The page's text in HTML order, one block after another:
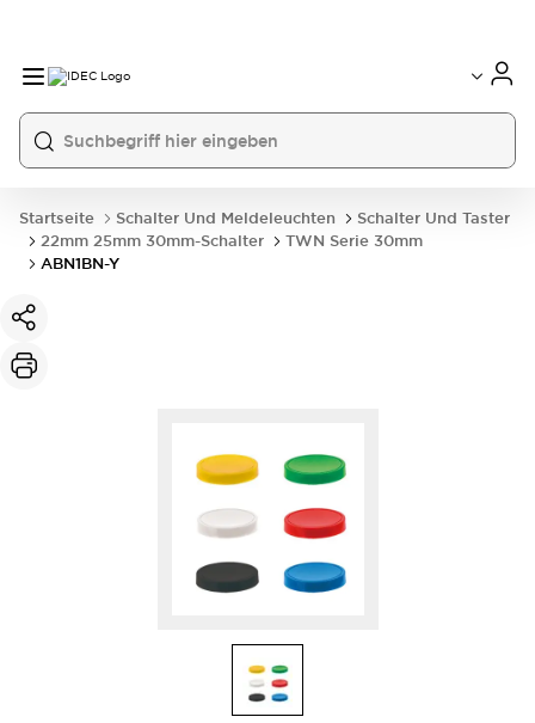
Startseite Schalter Und Meldeleuchten
Schalter Und Taster
22mm 25mm 30mm-Schalter
TWN Serie 30mm
ABN1BN-Y